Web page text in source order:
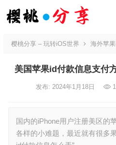
樱桃分享 – 玩转iOS世界 海外苹
美国苹果id付款信息支付
发布: 2024年1月18日
国内的iPhone用户注册美区的
各样的小难题，最近就有很多